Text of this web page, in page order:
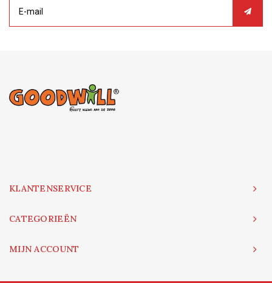
KLANTENSERVICE
CATEGORIEËN
MIJN ACCOUNT